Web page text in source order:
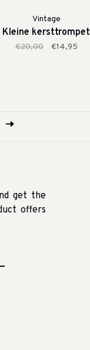
Vintage
Kleine kersttrompet
€20,00 €14,95
get the
offers